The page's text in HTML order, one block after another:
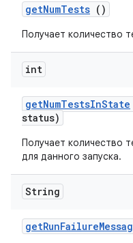
getNumTests ()
Получает количество
int
getNumTestsInState
status)
Получает количество
для данного запуска.
String
getRunFailure